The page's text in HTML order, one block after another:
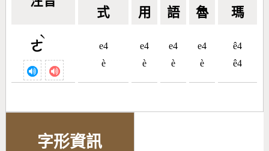
式 用 語 魯 瑪
ㄜ
ˋ
e4
è
e4
è
e4
è
e4
è
ê4
ê4
字形資訊